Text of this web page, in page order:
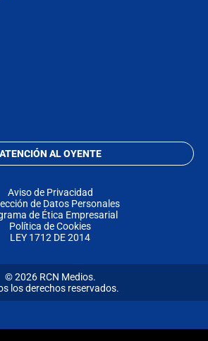
ATENCIÓN AL OYENTE
Aviso de Privacidad
de Datos Personales
de Ética Empresarial
Política de Cookies
LEY 1712 DE 2014
© 2026 RCN Medios.
los derechos reservados.